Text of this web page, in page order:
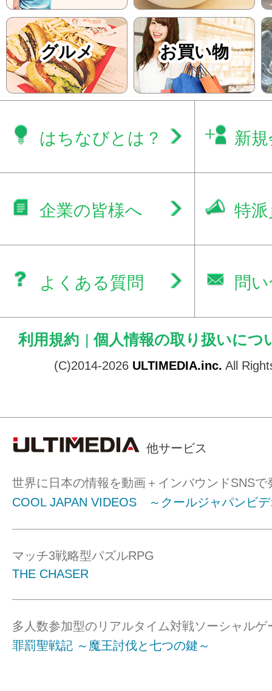
グルメ お買い物
はちなびとは？ 新
企業の皆様へ 特
よくある質問 問
利用規約 | 個人情報の取り扱いにつ
(C)2014-2026 ULTIMEDIA.inc. All
他サービス
世界に日本の情報を動画＋インバウンドSNSで
COOL JAPAN VIDEOS ～クールジャパンビ
マッチ3戦略型パズルRPG
THE CHASER
多人数参加型のリアルタイム対戦ソーシャルゲ
罪罰聖戦記 ～魔王討伐と七つの鍵～